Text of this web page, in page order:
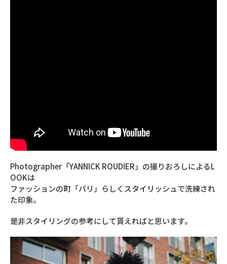
Photographer「YANNICK ROUDIER」の撮りおろしによるL
OOKは
ファッションの町「パリ」らしくスタイリッシュで洗練され
た印象。
是非スタイリングの参考にして貰えればと思います。